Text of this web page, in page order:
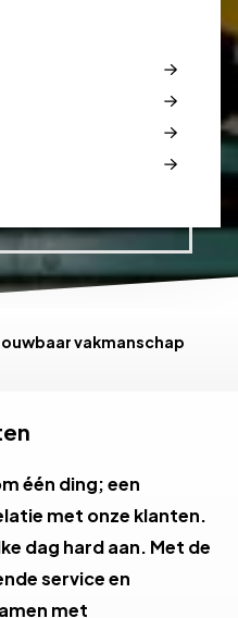
én montage
vakmanschap
flexibel schakelen
één ding; een
met onze klanten.
dag hard aan. Met de
service en
met